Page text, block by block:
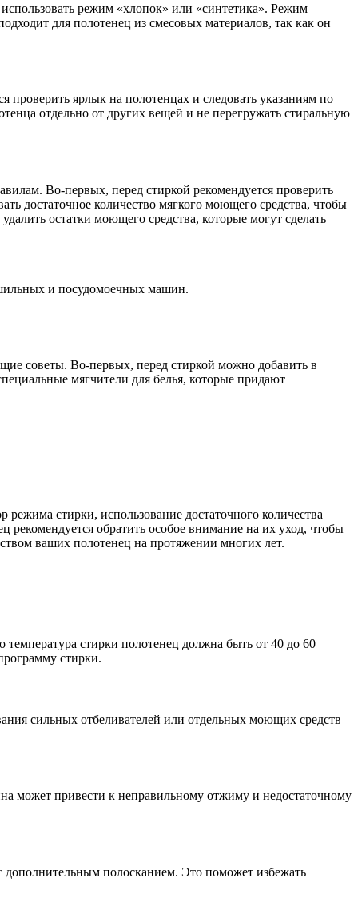
режим «хлопок» или «синтетика». Режим
для полотенец из смесовых материалов, так как он
проверить ярлык на полотенцах и следовать указаниям по
отдельно от других вещей и не перегружать стиральную
Во-первых, перед стиркой рекомендуется проверить
достаточное количество мягкого моющего средства, чтобы
остатки моющего средства, которые могут сделать
и посудомоечных машин.
советы. Во-первых, перед стиркой можно добавить в
мягчители для белья, которые придают
стирки, использование достаточного количества
обратить особое внимание на их уход, чтобы
ваших полотенец на протяжении многих лет.
стирки полотенец должна быть от 40 до 60
стирки.
сильных отбеливателей или отдельных моющих средств
может привести к неправильному отжиму и недостаточному
дополнительным полосканием. Это поможет избежать